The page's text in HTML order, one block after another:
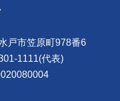
戸市笠原町978番6
1111(代表)